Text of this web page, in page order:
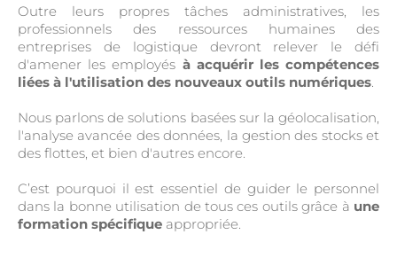
Outre leurs propres tâches administratives, les
professionnels des ressources humaines des
entreprises de logistique devront relever le défi
d'amener les employés à acquérir les compétences
liées à l'utilisation des nouveaux outils numériques.
Nous parlons de solutions basées sur la géolocalisation,
l'analyse avancée des données, la gestion des stocks et
des flottes, et bien d'autres encore.
C’est pourquoi il est essentiel de guider le personnel
dans la bonne utilisation de tous ces outils grâce à une
formation spécifique appropriée.